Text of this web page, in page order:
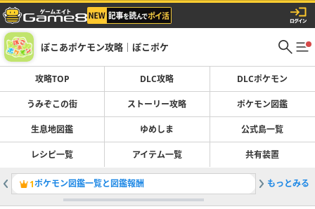
ぽこあポケモン攻略｜ぽこポケ
攻略TOP DLC攻略 DLCポケモン
うみぞこの街 ストーリー攻略 ポケモン図鑑
生息地図鑑 ゆめしま 公式島一覧
レシピ一覧 アイテム一覧 共有装置
1ポケモン図鑑一覧と図鑑報酬 2ブクブ
もっとみる